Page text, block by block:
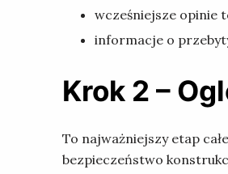
wcześniejsze opinie
informacje o
Krok 2 –
To najważniejszy etap
bezpieczeństwo